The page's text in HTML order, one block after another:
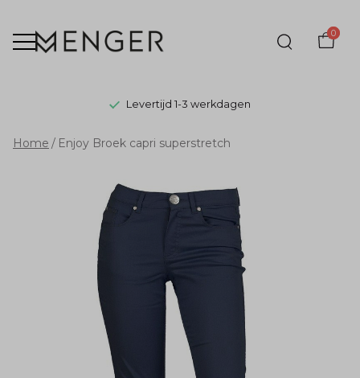
0
Levertijd 1-3 werkdagen
Enjoy
Broek
superstretch
Menger
Home Enjoy Broek capri superstretch